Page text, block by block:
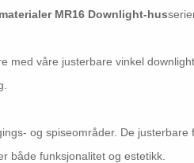
MR16 Downlight-hus
med våre justerbare vinkel
og spiseområder. De
både funksjonalitet og estetikk.